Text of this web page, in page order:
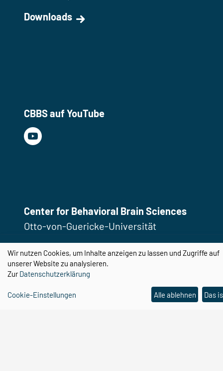
Downloads
CBBS auf YouTube
Center for Behavioral Brain Sciences
Otto-von-Guericke-Universität
Magdeburg
Universitätsplatz 2
39106 Magdeburg
Email:
cbbs@ovgu.de
Wir nutzen Cookies, um Inhalte anzeigen zu lassen und Zugriffe auf
unserer Website zu analysieren.
ZurDatenschutzerklärung
Cookie-Einstellungen Alle ablehnen Das